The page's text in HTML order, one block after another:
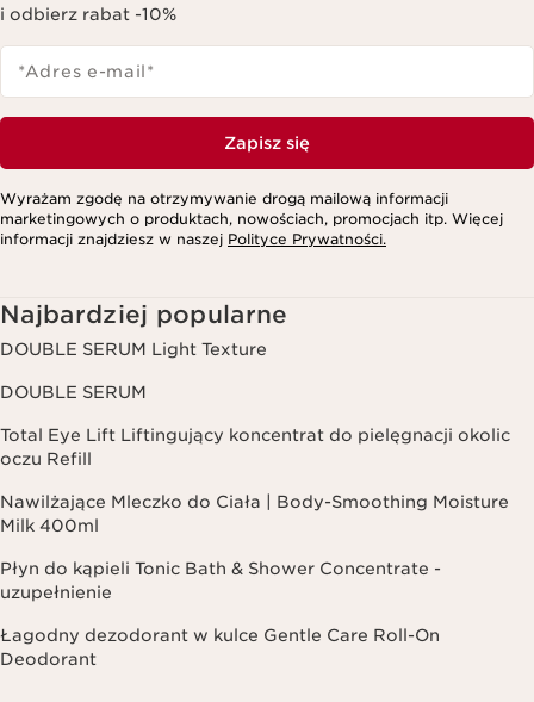
i odbierz rabat -10%
*Adres e-mail*
Zapisz się
Wyrażam zgodę na otrzymywanie drogą mailową informacji
marketingowych o produktach, nowościach, promocjach itp. Więcej
informacji znajdziesz w naszej Polityce Prywatności.
Najbardziej popularne
DOUBLE SERUM Light Texture
DOUBLE SERUM
Total Eye Lift Liftingujący koncentrat do pielęgnacji okolic
oczu Refill
Nawilżające Mleczko do Ciała | Body-Smoothing Moisture
Milk 400ml
Płyn do kąpieli Tonic Bath & Shower Concentrate -
uzupełnienie
Łagodny dezodorant w kulce Gentle Care Roll-On
Deodorant